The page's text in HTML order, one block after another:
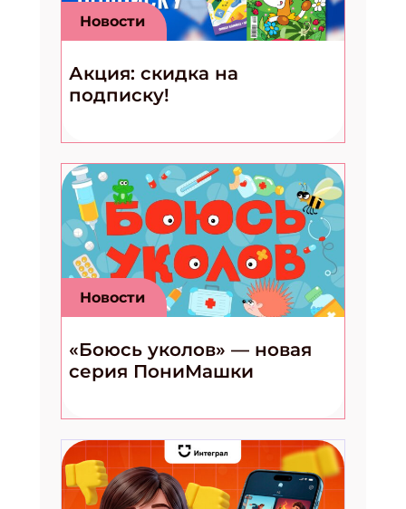
Новости
Акция: скидка на
подписку!
Новости
«Боюсь уколов» — новая
серия ПониМашки